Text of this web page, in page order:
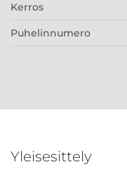
Kerros
Puhelinnumero
Yleisesittely